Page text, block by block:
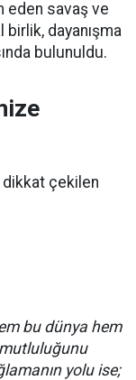
eden savaş ve
dayanışma
bulunuldu.
çekilen
bu dünya hem
yolu ise;